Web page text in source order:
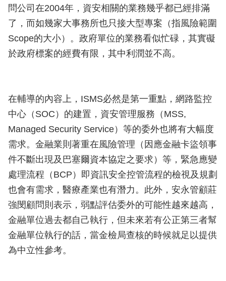
問公司在2004年，資安相關的業務幾乎都已經排滿
了，而如幾家大事務所也只接大型專案（指風險範圍
Scope的大小）。政府單位的業務看似忙碌，其實礙
於政府標案的經費有限，其中利潤並不高。
在輔導的內容上，ISMS必然是第一重點，網路監控
中心（SOC）的建置，資安管理服務（MSS,
Managed Security Service）等的委外也將有大幅度
需求。金融業則著重在風險管理（因應金融卡盜領事
件不斷出現及巴塞爾資本協定之要求）等，緊急應變
處理流程（BCP）即資訊安全控管流程的檢視及規劃
也會有需求，醫療產業也有潛力。此外，安永管顧莊
強閔顧問則表示，弱點評估委外的可能性越來越高，
金融單位過去都自己執行，但未來若有公正第三者幫
金融單位執行的話，當金檢局查核的時候就足以提供
為中立性參考。